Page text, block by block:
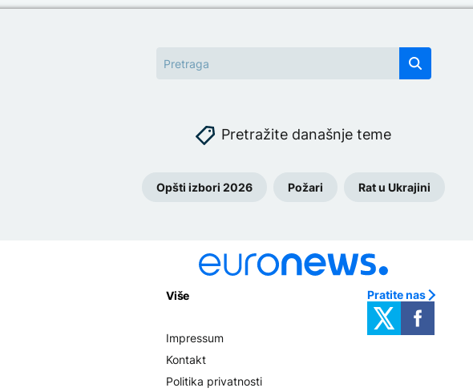
Pretražite današnje teme
Opšti izbori 2026 Požari Rat u Ukrajini
Više
Impressum
Kontakt
Politika privatnosti
Pratite nas